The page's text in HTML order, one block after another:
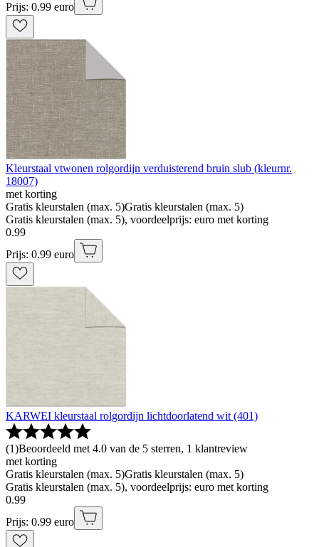
Prijs: 0.99 euro
Kleurstaal vtwonen rolgordijn verduisterend bruin slub (kleurnr.
18007)
met korting
Gratis kleurstalen (max. 5)Gratis kleurstalen (max. 5)
Gratis kleurstalen (max. 5), voordeelprijs: euro met korting
0.99
Prijs: 0.99 euro
KARWEI kleurstaal rolgordijn lichtdoorlatend wit (401)
(1)Beoordeeld met 4.0 van de 5 sterren, 1 klantreview
met korting
Gratis kleurstalen (max. 5)Gratis kleurstalen (max. 5)
Gratis kleurstalen (max. 5), voordeelprijs: euro met korting
0.99
Prijs: 0.99 euro